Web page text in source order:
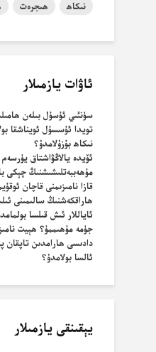
نىكاھ ھىجرەت
ئاۋات يازمىلار
سۈنئىي ئۇسۇل بىلەن
تويدا ئۇسسۇل ئويناشقا
نىكاھ بۇزۇلامدۇ؟
ئۆيدە يالاڭۋاشتاق يۈرسەم
مۇھەببەتلىشىشنىڭ چېكى
قازا نامىزىمنى قاچان
ھاراقكەشنىڭ سالىمىنى
ئاياللار ئىش قىلسا
جۈمە مۇھىممۇ؟ ھېيت
دادىسى ھارامدىن تاپقان
ئالسا بولامدۇ؟
يېقىنقى يازمىلار